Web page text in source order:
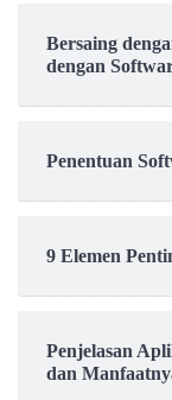
Bersaing
dengan
Penentuan
9 Elemen
Penjelasan
dan